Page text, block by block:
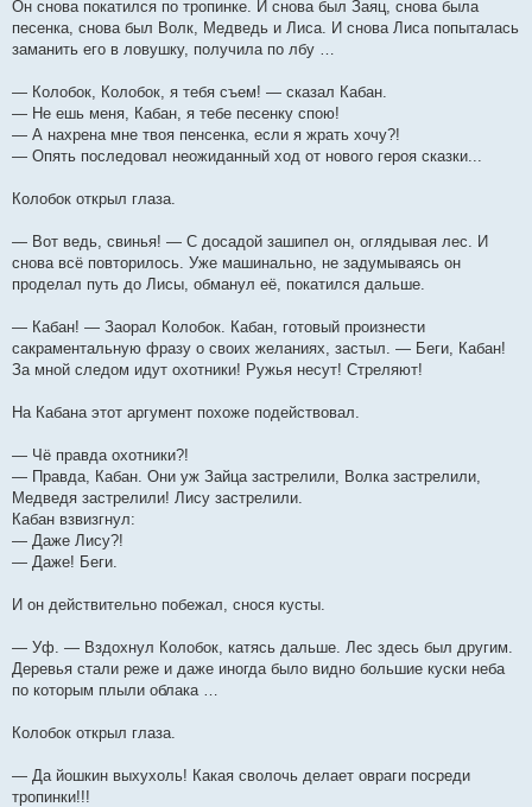
Он снова покатился по тропинке. И снова был Заяц, снова была
песенка, снова был Волк, Медведь и Лиса. И снова Лиса попыталась
заманить его в ловушку, получила по лбу …
— Колобок, Колобок, я тебя съем! — сказал Кабан.
— Не ешь меня, Кабан, я тебе песенку спою!
— А нахрена мне твоя пенсенка, если я жрать хочу?!
— Опять последовал неожиданный ход от нового героя сказки...
Колобок открыл глаза.
— Вот ведь, свинья! — С досадой зашипел он, оглядывая лес. И
снова всё повторилось. Уже машинально, не задумываясь он
проделал путь до Лисы, обманул её, покатился дальше.
— Кабан! — Заорал Колобок. Кабан, готовый произнести
сакраментальную фразу о своих желаниях, застыл. — Беги, Кабан!
За мной следом идут охотники! Ружья несут! Стреляют!
На Кабана этот аргумент похоже подействовал.
— Чё правда охотники?!
— Правда, Кабан. Они уж Зайца застрелили, Волка застрелили,
Медведя застрелили! Лису застрелили.
Кабан взвизгнул:
— Даже Лису?!
— Даже! Беги.
И он действительно побежал, снося кусты.
— Уф. — Вздохнул Колобок, катясь дальше. Лес здесь был другим.
Деревья стали реже и даже иногда было видно большие куски неба
по которым плыли облака …
Колобок открыл глаза.
— Да йошкин выхухоль! Какая сволочь делает овраги посреди
тропинки!!!